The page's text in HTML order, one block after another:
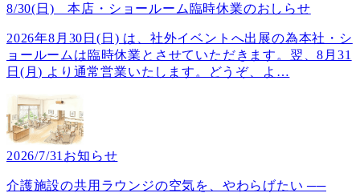
8/30(日) 本店・ショールーム臨時休業のおしらせ
2026年8月30日(日) は、社外イベントへ出展の為本社・シ
ョールームは臨時休業とさせていただきます。翌、8月31
日(月) より通常営業いたします。どうぞ、よ …
2026/7/31 お知らせ
介護施設の共用ラウンジの空気を、やわらげたい ──